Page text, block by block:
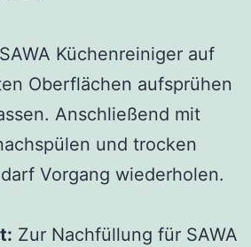
SAWA Küchenreiniger auf
Oberflächen aufsprühen
Anschließend mit
und trocken
Vorgang wiederholen.
Zur Nachfüllung für SAWA